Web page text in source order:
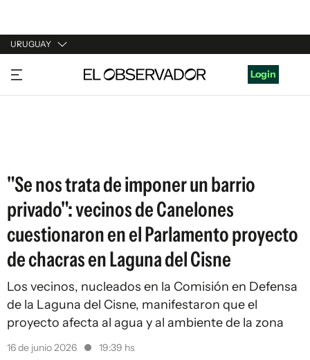
URUGUAY
URUGUAY
ARGENTINA
Login
"Se nos trata de imponer un barrio
privado": vecinos de Canelones
cuestionaron en el Parlamento proyecto
de chacras en Laguna del Cisne
Los vecinos, nucleados en la Comisión en Defensa
de la Laguna del Cisne, manifestaron que el
proyecto afecta al agua y al ambiente de la zona
16 de junio 2026 19:39 hs